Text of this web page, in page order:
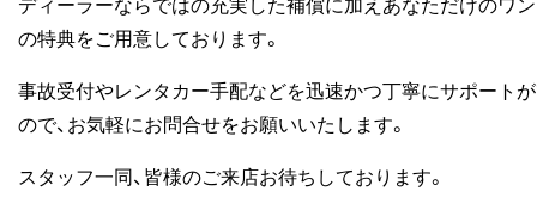
ディーラーならではの充実した補償に加えあなただけのワ
の特典をご用意しております。
事故受付やレンタカー手配などを迅速かつ丁寧にサポート
ので、お気軽にお問合せをお願いいたします。
スタッフ一同、皆様のご来店お待ちしております。